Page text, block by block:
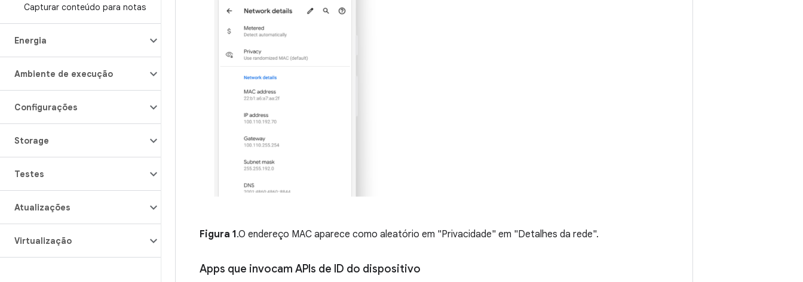
Capturar conteúdo para notas
Energia
Ambiente de execução
Configurações
Storage
Testes
Atualizações
Virtualização
Figura 1.O endereço MAC aparece como aleatório em "Privacidade" em "Detalhes da rede".
Apps que invocam APIs de ID do dispositivo